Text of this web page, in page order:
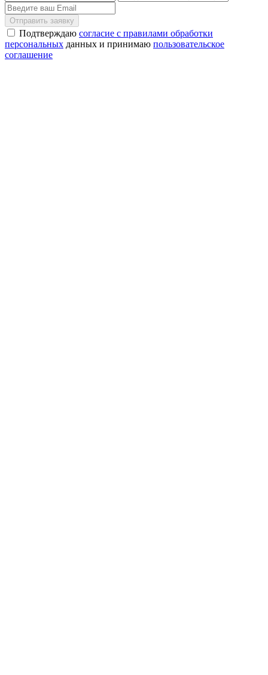
Отправить заявку
Подтверждаю согласие с правилами обработки
персональных данных и принимаю пользовательское
соглашение